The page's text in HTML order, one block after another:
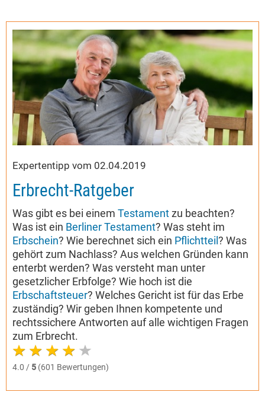
Expertentipp vom 02.04.2019
Erbrecht-Ratgeber
Was gibt es bei einem Testamentzu beachten?
Was ist ein Berliner Testament? Was steht im
Erbschein? Wie berechnet sich ein Pflichtteil ? Was
gehört zum Nachlass? Aus welchen Gründen kann
enterbt werden? Was versteht man unter
gesetzlicher Erbfolge? Wie hoch ist die
Erbschaftsteuer? Welches Gericht ist für das Erbe
zuständig? Wir geben Ihnen kompetente und
rechtssichere Antworten auf alle wichtigen Fragen
zum Erbrecht.
4.0 / 5 (601 Bewertungen)